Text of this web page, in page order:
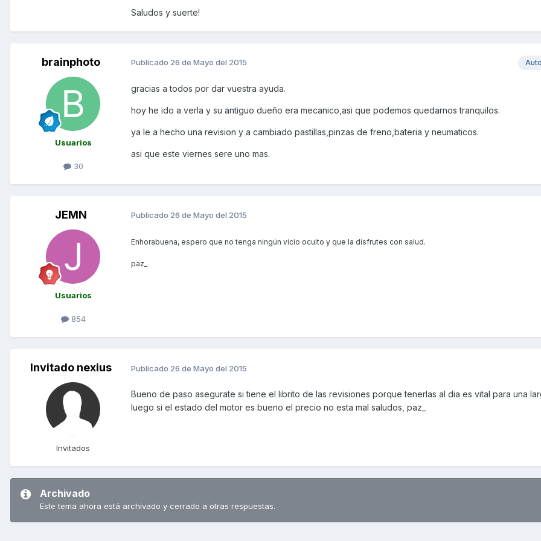
Saludos y suerte!
brainphoto
Usuarios
30
Publicado 26 de Mayo del 2015
gracias a todos por dar vuestra ayuda.
hoy he ido a verla y su antiguo dueño era mecanico,asi que podemos quedarnos tranquilos.
ya le a hecho una revision y a cambiado pastillas,pinzas de freno,bateria y neumaticos.
asi que este viernes sere uno mas.
JEMN
Usuarios
854
Publicado 26 de Mayo del 2015
Enhorabuena, espero que no tenga ningún vicio oculto y que la disfrutes con salud.
paz_
Invitado nexius
Invitados
Publicado 26 de Mayo del 2015
Bueno de paso asegurate si tiene el librito de las revisiones porque tenerlas al dia es vital para una
luego si el estado del motor es bueno el precio no esta mal saludos, paz_
Archivado
Este tema ahora está archivado y cerrado a otras respuestas.